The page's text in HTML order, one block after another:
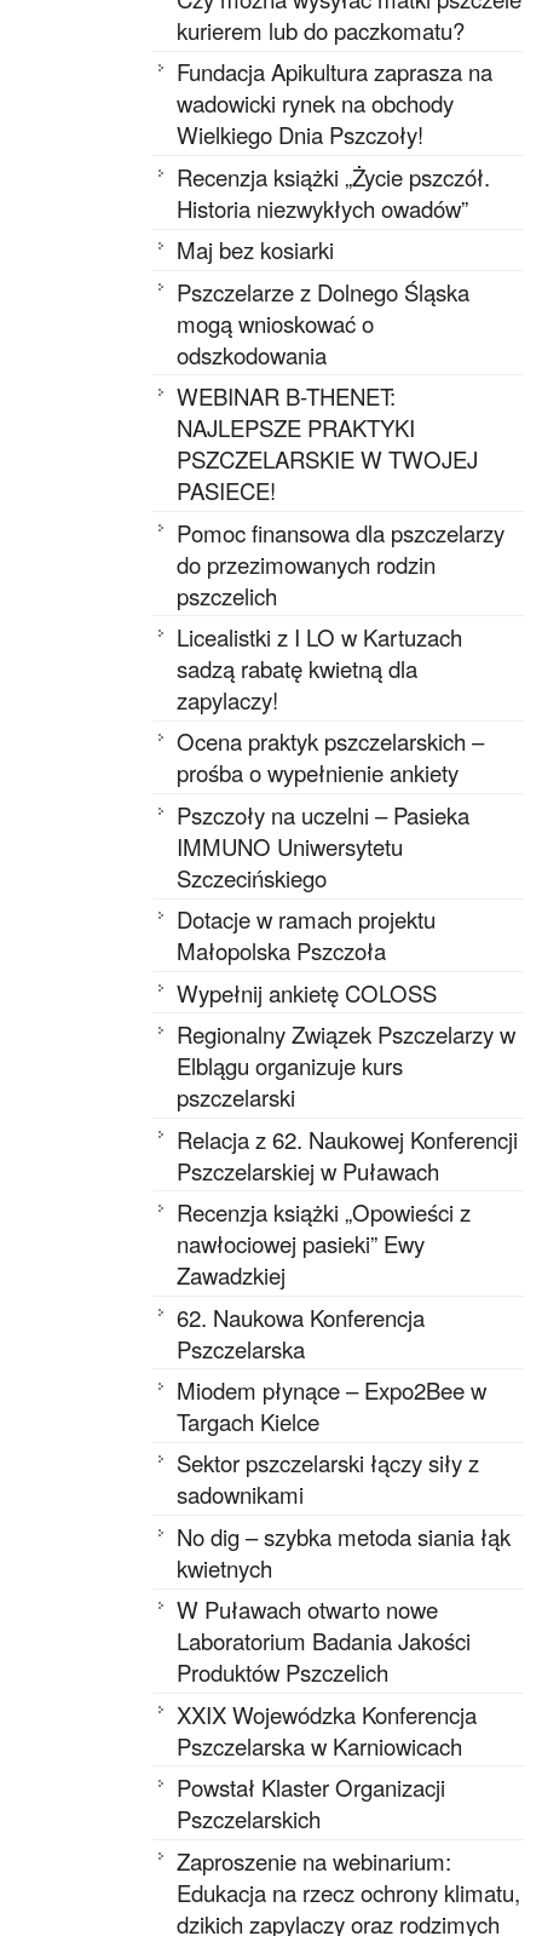
kurierem lub do paczkomatu?
Fundacja Apikultura zaprasza na
wadowicki rynek na obchody
Wielkiego Dnia Pszczoły!
Recenzja książki „Życie pszczół.
Historia niezwykłych owadów”
Maj bez kosiarki
Pszczelarze z Dolnego Śląska
mogą wnioskować o
odszkodowania
WEBINAR B-THENET:
NAJLEPSZE PRAKTYKI
PSZCZELARSKIE W TWOJEJ
PASIECE!
Pomoc finansowa dla pszczelarzy
do przezimowanych rodzin
pszczelich
Licealistki z I LO w Kartuzach
sadzą rabatę kwietną dla
zapylaczy!
Ocena praktyk pszczelarskich –
prośba o wypełnienie ankiety
Pszczoły na uczelni – Pasieka
IMMUNO Uniwersytetu
Szczecińskiego
Dotacje w ramach projektu
Małopolska Pszczoła
Wypełnij ankietę COLOSS
Regionalny Związek Pszczelarzy w
Elblągu organizuje kurs
pszczelarski
Relacja z 62. Naukowej Konferencji
Pszczelarskiej w Puławach
Recenzja książki „Opowieści z
nawłociowej pasieki” Ewy
Zawadzkiej
62. Naukowa Konferencja
Pszczelarska
Miodem płynące – Expo2Bee w
Targach Kielce
Sektor pszczelarski łączy siły z
sadownikami
No dig – szybka metoda siania łąk
kwietnych
W Puławach otwarto nowe
Laboratorium Badania Jakości
Produktów Pszczelich
XXIX Wojewódzka Konferencja
Pszczelarska w Karniowicach
Powstał Klaster Organizacji
Pszczelarskich
Zaproszenie na webinarium:
Edukacja na rzecz ochrony klimatu,
dzikich zapylaczy oraz rodzimych